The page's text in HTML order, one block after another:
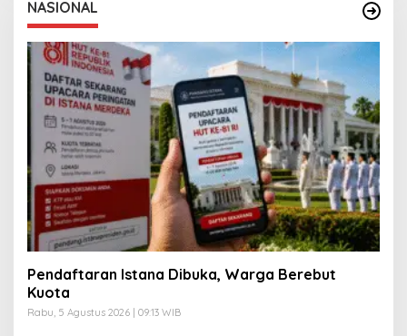
NASIONAL
Pendaftaran Istana Dibuka, Warga Berebut
Kuota
Rabu, 5 Agustus 2026 | 09:13 WIB